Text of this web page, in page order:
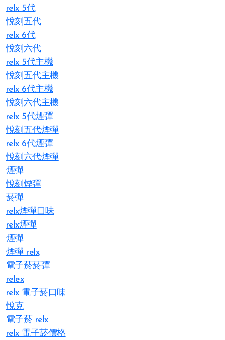
relx 5代
悅刻五代
relx 6代
悅刻六代
relx 5代主機
悅刻五代主機
relx 6代主機
悅刻六代主機
relx 5代煙彈
悅刻五代煙彈
relx 6代煙彈
悅刻六代煙彈
煙彈
悅刻煙彈
菸彈
relx煙彈口味
relx煙彈
煙彈
煙彈 relx
電子菸菸彈
relex
relx 電子菸口味
悅克
電子菸 relx
relx 電子菸價格